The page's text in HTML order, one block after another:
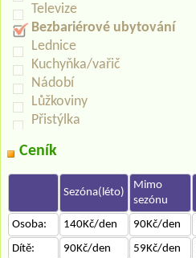
Televize
Bezbariérové ubytování
Lednice
Kuchyňka/vařič
Nádobí
Lůžkoviny
Přistýlka
Ceník
Sezóna(léto)
Mimo
sezónu
Osoba:
140Kč/den 90Kč/den
Dítě:
90Kč/den 59Kč/den